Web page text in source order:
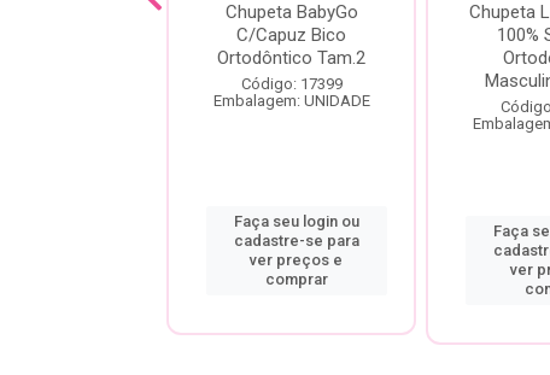
Chupeta BabyGo
C/Capuz Bico
Ortodôntico Tam.2
Código: 17399
Embalagem: UNIDADE
Faça seu login ou
cadastre-se para
ver preços e
comprar
Chupeta
100%
Faça
ver